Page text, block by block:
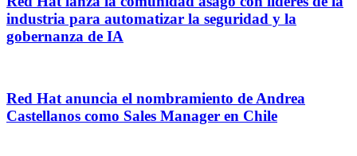
industria para automatizar la seguridad y la
gobernanza de IA
Red Hat anuncia el nombramiento de Andrea
Castellanos como Sales Manager en Chile